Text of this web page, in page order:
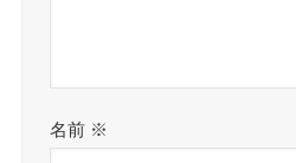
名前 ※